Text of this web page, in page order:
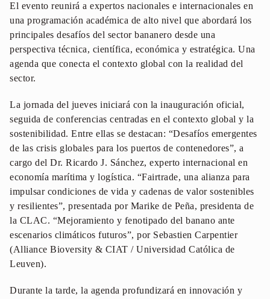
El evento reunirá a expertos nacionales e internacionales en
una programación académica de alto nivel que abordará los
principales desafíos del sector bananero desde una
perspectiva técnica, científica, económica y estratégica. Una
agenda que conecta el contexto global con la realidad del
sector.
La jornada del jueves iniciará con la inauguración oficial,
seguida de conferencias centradas en el contexto global y la
sostenibilidad. Entre ellas se destacan: “Desafíos emergentes
de las crisis globales para los puertos de contenedores”, a
cargo del Dr. Ricardo J. Sánchez, experto internacional en
economía marítima y logística. “Fairtrade, una alianza para
impulsar condiciones de vida y cadenas de valor sostenibles
y resilientes”, presentada por Marike de Peña, presidenta de
la CLAC. “Mejoramiento y fenotipado del banano ante
escenarios climáticos futuros”, por Sebastien Carpentier
(Alliance Bioversity & CIAT / Universidad Católica de
Leuven).
Durante la tarde, la agenda profundizará en innovación y